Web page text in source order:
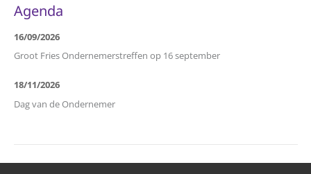
Agenda
16/09/2026
Groot Fries Ondernemerstreffen op 16 september
18/11/2026
Dag van de Ondernemer